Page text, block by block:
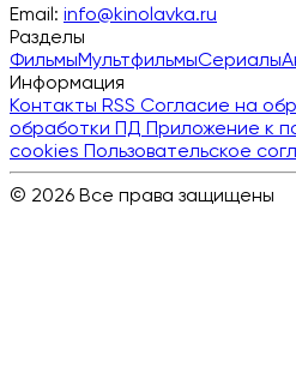
Email: info@kinolavka.ru
Разделы
ФильмыМультфильмыСериалы
Информация
Контакты RSS Согласие на
обработки ПД Приложение к
cookies Пользовательское
© 2026 Все права защищены